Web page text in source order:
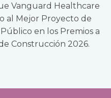
Vanguard Healthcare
al Mejor Proyecto de
en los Premios a
Construcción 2026.